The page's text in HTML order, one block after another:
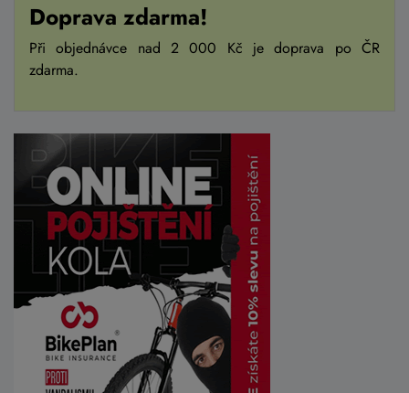
Doprava zdarma!
Při objednávce nad 2 000 Kč je doprava po ČR
zdarma.